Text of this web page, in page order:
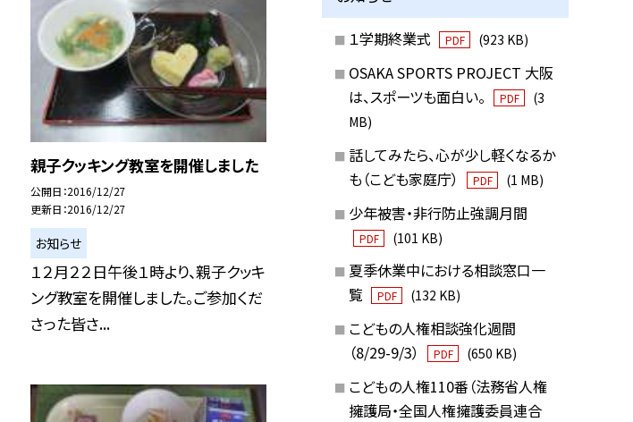
親子クッキング教室を開催しました
公開日 2016/12/27
更新日 2016/12/27
お知らせ
１２月２２日午後１時より、親子クッキ
ング教室を開催しました。ご参加くだ
さった皆さ...
１学期終業式 PDF (923 KB)
OSAKA SPORTS PROJECT 大阪
は、スポーツも面白い。
PDF
(3
MB)
話してみたら、心が少し軽くなるか
も（こども家庭庁）
PDF (1 MB)
少年被害・非行防止強調月間
PDF (101 KB)
夏季休業中における相談窓口一
覧
PDF (132 KB)
こどもの人権相談強化週間
（8/29-9/3）
PDF (650 KB)
こどもの人権110番（法務省人権
擁護局・全国人権擁護委員連合